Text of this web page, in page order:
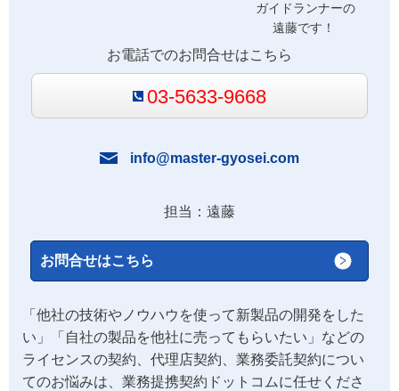
ガイドランナーの
遠藤です！
お電話でのお問合せはこちら
03-5633-9668
info@master-gyosei.com
担当：遠藤
お問合せはこちら
「他社の技術やノウハウを使って新製品の開発をした
い」「自社の製品を他社に売ってもらいたい」などの
ライセンスの契約、代理店契約、業務委託契約につい
てのお悩みは、業務提携契約ドットコムに任せくださ